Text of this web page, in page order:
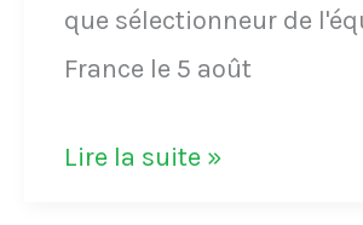
2021
(et
passe
que sélectionneur de
France le 5 août
VIDÉO
Lire la suite »